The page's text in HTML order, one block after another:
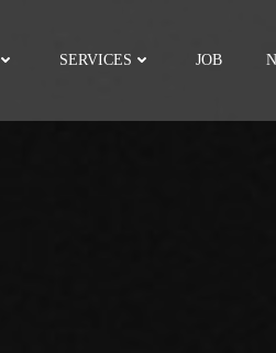
SERVICES JOB